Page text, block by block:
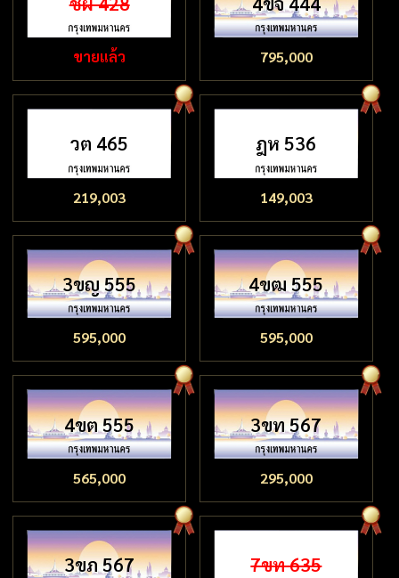
ขายแล้ว 795,000
วต 465
219,003
ฎห 536
149,003
3ขญ 555
595,000
4ขฒ 555
595,000
4ขต 555
565,000
3ขท 567
295,000
3ขภ 567 7ขท 635